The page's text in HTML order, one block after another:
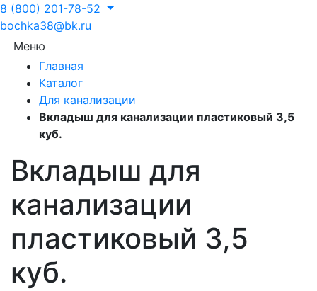
8 (800) 201-78-52
bochka38@bk.ru
Меню
Главная
Каталог
Для канализации
Вкладыш для канализации пластиковый 3,5
куб.
Вкладыш для
канализации
пластиковый 3,5
куб.